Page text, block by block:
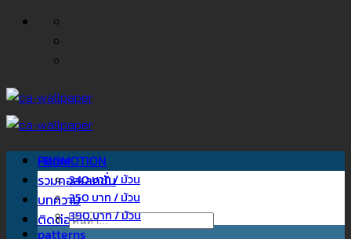
ข้าม
Home
รวมคอลเลคชั่น
บทความ
ติดต่อเรา
ค้นหา:
PROMOTION
340 บาท / ม้วน
350 บาท / ม้วน
390 บาท / ม้วน
patterns